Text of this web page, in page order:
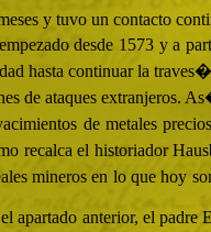
y tuvo un contacto
desde 1573 y a
hasta continuar la
de ataques extranjeros.
de metales
recalca el historiador
mineros en lo que hoy
apartado anterior, el